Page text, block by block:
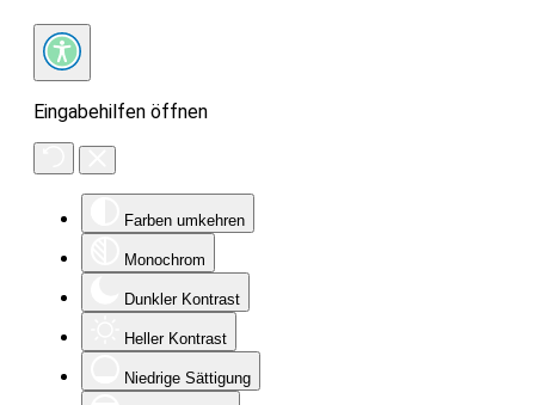
Eingabehilfen öffnen
Farben umkehren
Monochrom
Dunkler Kontrast
Heller Kontrast
Niedrige Sättigung